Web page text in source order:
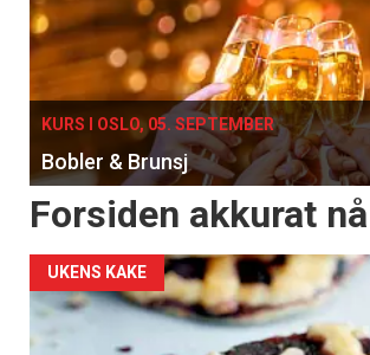
KURS I OSLO, 05. SEPTEMBER
Bobler & Brunsj
Forsiden akkurat nå
UKENS KAKE